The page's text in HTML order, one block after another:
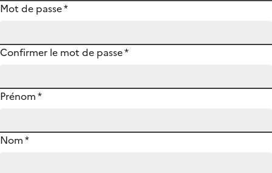
Mot de passe*
Confirmer le mot de passe*
Prénom*
Nom*